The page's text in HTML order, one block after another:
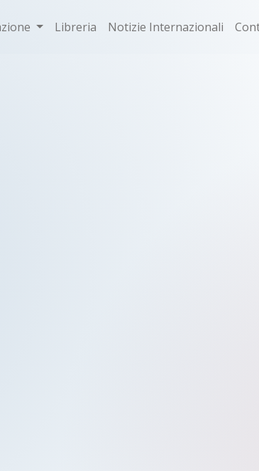
Libreria Notizie Internazionali